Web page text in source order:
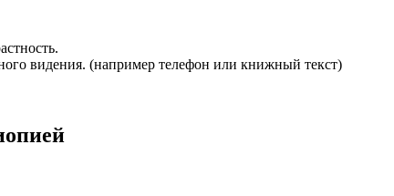
видения. (например телефон или книжный текст)